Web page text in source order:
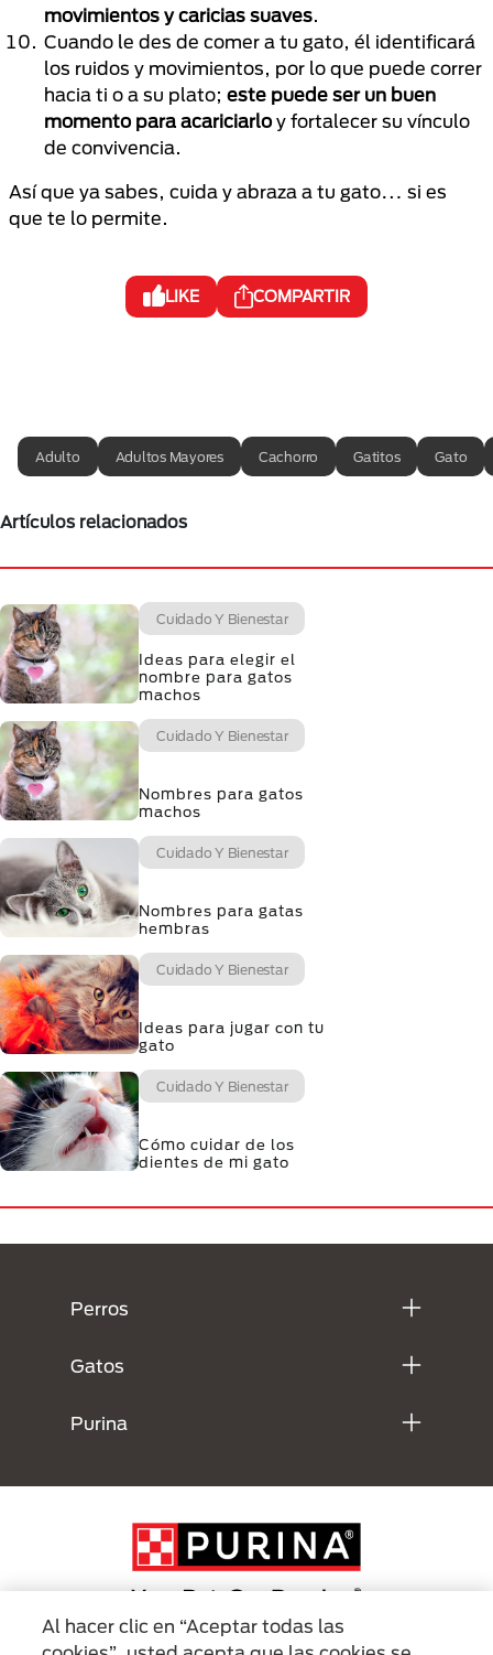
movimientos y caricias suaves.
Cuando le des de comer a tu gato, él identificará
los ruidos y movimientos, por lo que puede correr
hacia ti o a su plato; este puede ser un buen
momento para acariciarloy fortalecer su vínculo
de convivencia.
Así que ya sabes, cuida y abraza a tu gato… si es
que te lo permite.
LIKE COMPARTIR
Adulto Adultos Mayores Cachorro Gatitos Gato
Artículos relacionados
Cuidado Y Bienestar
Ideas para elegir el
nombre para gatos
machos
Cuidado Y Bienestar
Nombres para gatos
machos
Cuidado Y Bienestar
Nombres para gatas
hembras
Cuidado Y Bienestar
Ideas para jugar con tu
gato
Cuidado Y Bienestar
Cómo cuidar de los
dientes de mi gato
Perros
Gatos
Purina
Al hacer clic en “Aceptar todas las